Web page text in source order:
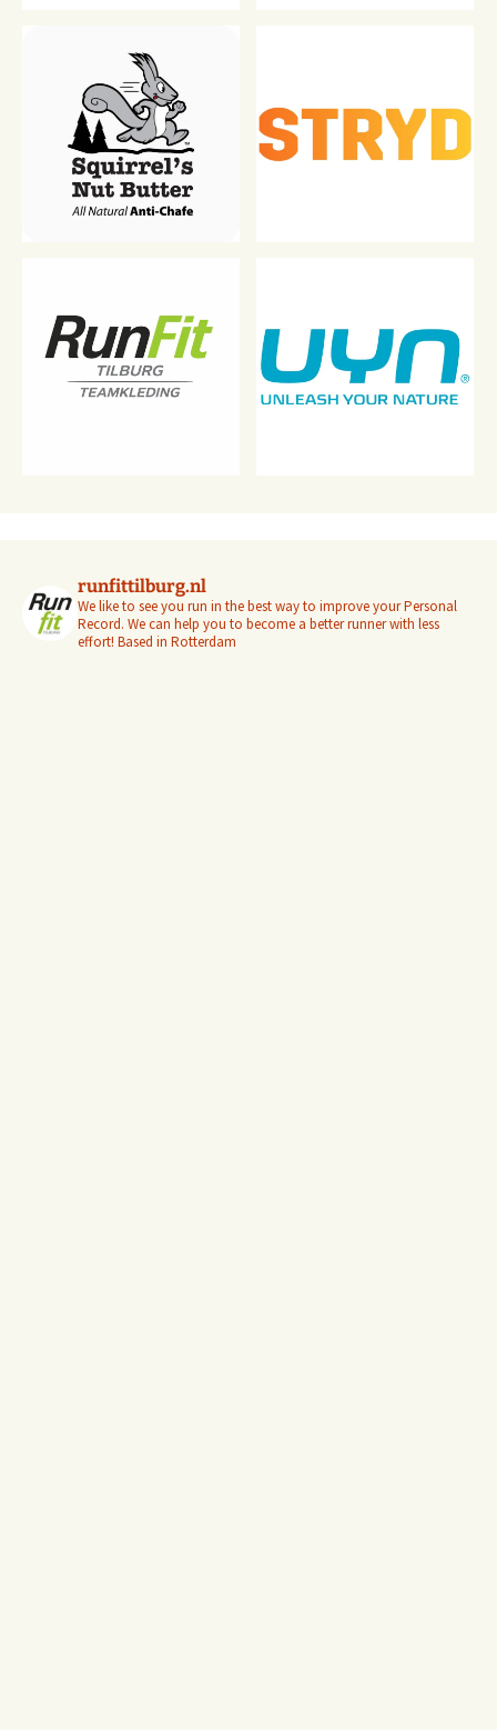
runfittilburg.nl
We like to see you run in the best way to improve your Personal
Record. We can help you to become a better runner with less
effort! Based in Rotterdam